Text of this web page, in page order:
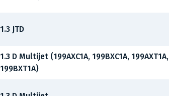
1.3 JTD
1.3 D Multijet (199AXC1A, 199BXC1A, 199AXT1A,
199BXT1A)